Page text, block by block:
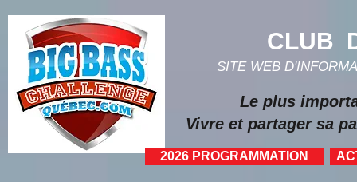
CLUB
SITE WEB
Vivre et partager sa
2026 PROGRAMMATION
Le plus